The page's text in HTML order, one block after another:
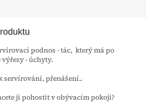
podnos - tác, který má po
- úchyty.
servírování, přenášení..
ji pohostit v obývacím pokoji?